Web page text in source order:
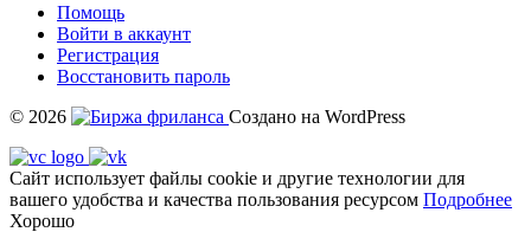
Помощь
Войти в аккаунт
Регистрация
Восстановить пароль
© 2026
Создано на WordPress
Сайт использует файлы cookie и другие технологии для
вашего удобства и качества пользования ресурсом Подробнее
Хорошо